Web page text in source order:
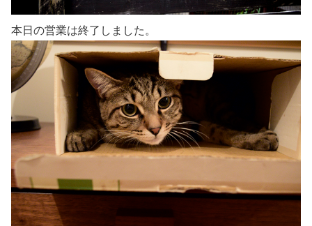
本日の営業は終了しました。